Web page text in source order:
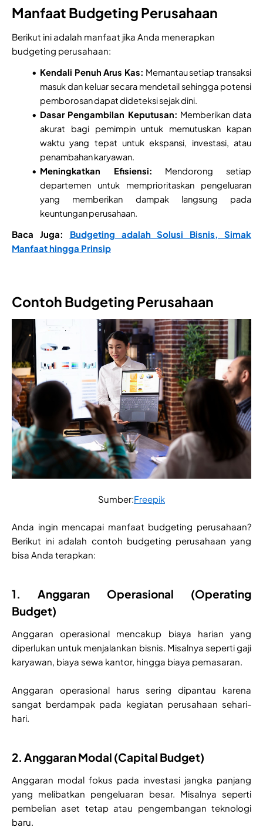
Manfaat Budgeting Perusahaan
Berikut ini adalah manfaat jika Anda menerapkan
budgeting perusahaan:
Kendali Penuh Arus Kas: Memantau setiap transaksi
masuk dan keluar secara mendetail sehingga potensi
pemborosan dapat dideteksi sejak dini.
Dasar Pengambilan Keputusan: Memberikan data
akurat bagi pemimpin untuk memutuskan kapan
waktu yang tepat untuk ekspansi, investasi, atau
penambahan karyawan.
Meningkatkan Efisiensi: Mendorong setiap
departemen untuk memprioritaskan pengeluaran
yang memberikan dampak langsung pada
keuntungan perusahaan.
Baca Juga: Budgeting adalah Solusi Bisnis, Simak
Manfaat hingga Prinsip
Contoh Budgeting Perusahaan
Sumber:Freepik
Anda ingin mencapai manfaat budgeting perusahaan?
Berikut ini adalah contoh budgeting perusahaan yang
bisa Anda terapkan:
1. Anggaran Operasional (Operating
Budget)
Anggaran operasional mencakup biaya harian yang
diperlukan untuk menjalankan bisnis. Misalnya seperti gaji
karyawan, biaya sewa kantor, hingga biaya pemasaran.
Anggaran operasional harus sering dipantau karena
sangat berdampak pada kegiatan perusahaan sehari-
hari.
2. Anggaran Modal (Capital Budget)
Anggaran modal fokus pada investasi jangka panjang
yang melibatkan pengeluaran besar. Misalnya seperti
pembelian aset tetap atau pengembangan teknologi
baru.